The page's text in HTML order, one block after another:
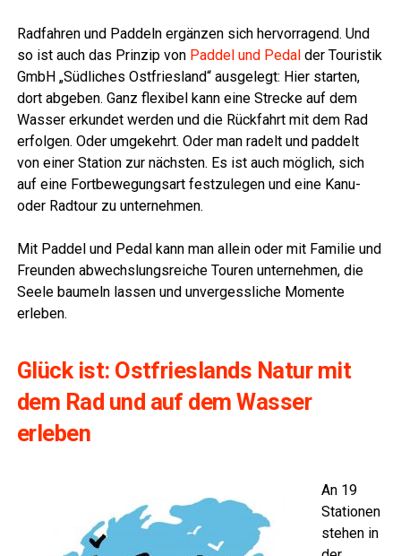
Rad­fah­ren und Pad­deln ergän­zen sich her­vor­ra­gend. Und
so ist auch das Prin­zip von Pad­del und Pedalder Tou­ris­tik
GmbH „Süd­li­ches Ost­fries­land“ aus­ge­legt: Hier star­ten,
dort abge­ben. Ganz fle­xi­bel kann eine Stre­cke auf dem
Was­ser erkun­det wer­den und die Rück­fahrt mit dem Rad
erfol­gen. Oder umge­kehrt. Oder man radelt und pad­delt
von einer Sta­ti­on zur nächs­ten. Es ist auch mög­lich, sich
auf eine Fort­be­we­gungs­art fest­zu­le­gen und eine Kanu-
oder Rad­tour zu unternehmen.
Mit Pad­del und Pedal kann man allein oder mit Fami­lie und
Freun­den abwechs­lungs­rei­che Tou­ren unter­neh­men, die
See­le bau­meln las­sen und unver­gess­li­che Momen­te
erleben.
Glück ist: Ost­fries­lands Natur mit
dem Rad und auf dem Was­ser
erleben
An 19
Sta­tio­nen
ste­hen in